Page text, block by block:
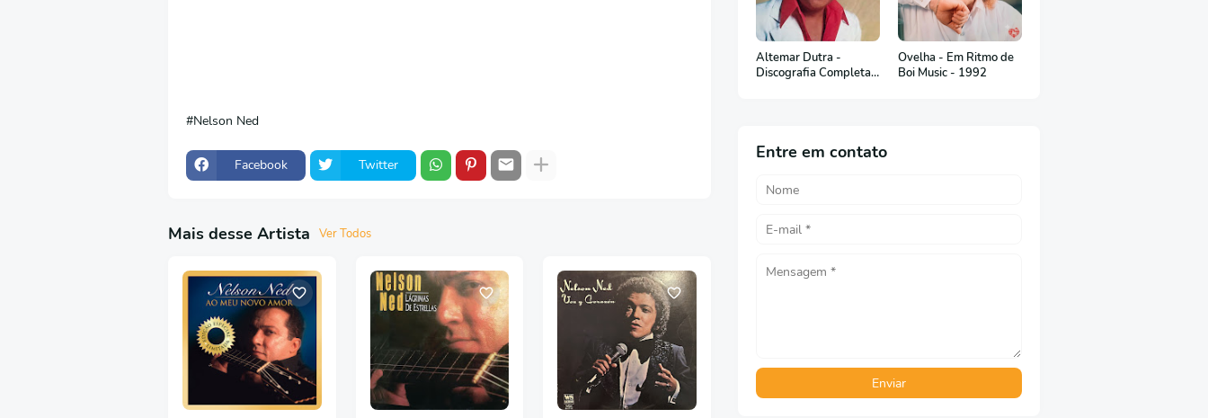
Nelson Ned
Facebook Twitter
Mais desse Artista Ver Todos
Altemar Dutra -
Discografia Completa
Ovelha - Em Ritmo de
Boi Music - 1992
Entre em contato